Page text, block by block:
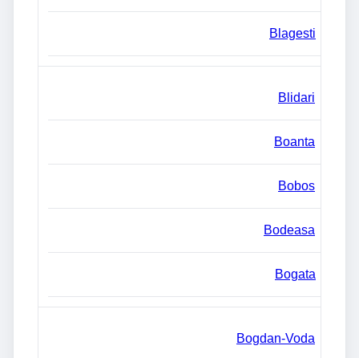
Blagesti
Blidari
Boanta
Bobos
Bodeasa
Bogata
Bogdan-Voda